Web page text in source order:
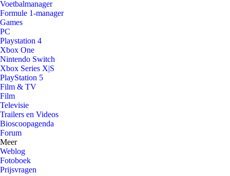
Voetbalmanager
Formule 1-manager
Games
PC
Playstation 4
Xbox One
Nintendo Switch
Xbox Series X|S
PlayStation 5
Film & TV
Film
Televisie
Trailers en Videos
Bioscoopagenda
Forum
Meer
Weblog
Fotoboek
Prijsvragen